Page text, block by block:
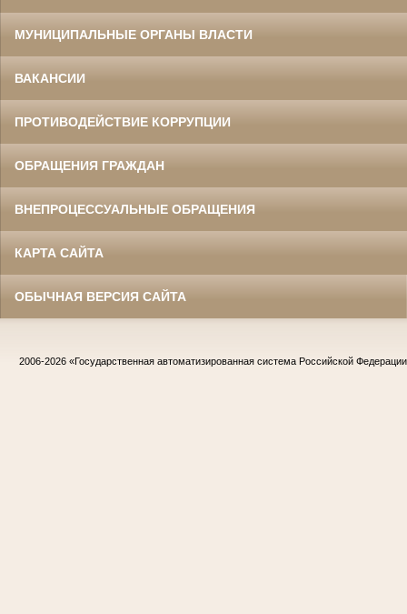
МУНИЦИПАЛЬНЫЕ ОРГАНЫ ВЛАСТИ
ВАКАНСИИ
ПРОТИВОДЕЙСТВИЕ КОРРУПЦИИ
ОБРАЩЕНИЯ ГРАЖДАН
ВНЕПРОЦЕССУАЛЬНЫЕ ОБРАЩЕНИЯ
КАРТА САЙТА
ОБЫЧНАЯ ВЕРСИЯ САЙТА
2006-2026 «Государственная автоматизированная система Российской